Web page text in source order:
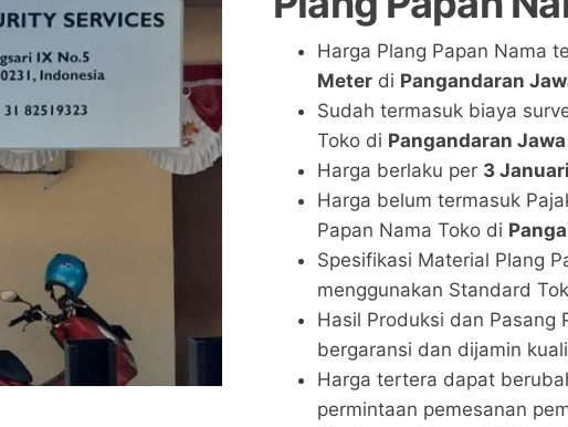
Harga Plang Papan Nama
Meterdi Pangandaran
Sudah termasuk biaya
Toko di Pangandaran
Harga berlaku per 3
Harga belum termasuk
Papan Nama Toko di
Spesifikasi Material Plang
menggunakan Standard
Hasil Produksi dan Pasang
bergaransi dan dijamin
Harga tertera dapat
permintaan pemesanan